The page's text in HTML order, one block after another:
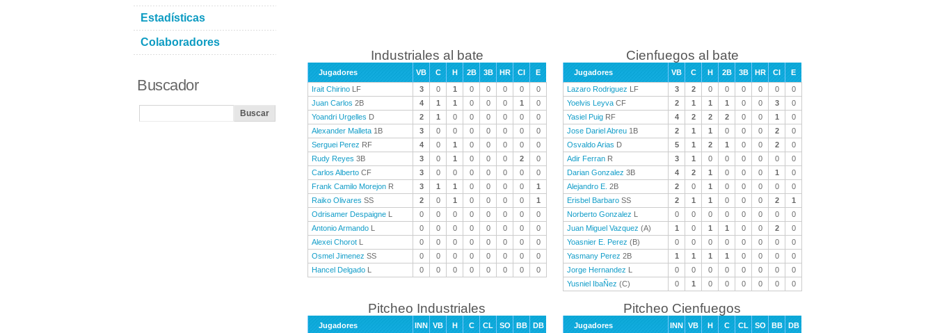
Industriales al bate
Jugadores VB C H 2B 3B HR CI
E
Irait Chirino LF 3 0 1 0 0 0 0
0
Juan Carlos 2B 4 1 1 0 0 0 1
0
Yoandri Urgelles D 2 1 0 0 0 0 0
0
Alexander Malleta 1B 3 0 0 0 0 0 0
0
Serguei Perez RF 4 0 1 0 0 0 0
0
Rudy Reyes 3B 3 0 1 0 0 0 2
0
Carlos Alberto CF 3 0 0 0 0 0 0
0
Frank Camilo Morejon R 3 1 1 0 0 0 0
1
Raiko Olivares SS 2 0 1 0 0 0 0
1
Odrisamer Despaigne L 0 0 0 0 0 0 0
0
Antonio Armando L 0 0 0 0 0 0 0
0
Alexei Chorot L 0 0 0 0 0 0 0
0
Osmel Jimenez SS 0 0 0 0 0 0 0
0
Hancel Delgado L 0 0 0 0 0 0 0 0
Cienfuegos al bate
Jugadores VB C H 2B 3B HR CI
E
Lazaro Rodriguez LF 3 2 0 0 0 0 0
0
Yoelvis Leyva CF 2 1 1 1 0 0 3
0
Yasiel Puig RF 4 2 2 2 0 0 1
0
Jose Dariel Abreu 1B 2 1 1 0 0 0 2
0
Osvaldo Arias D 5 1 2 1 0 0 2
0
Adir Ferran R 3 1 0 0 0 0 0
0
Darian Gonzalez 3B 4 2 1 0 0 0 1
0
Alejandro E. 2B 2 0 1 0 0 0 0
0
Erisbel Barbaro SS 2 1 1 0 0 0 2
1
Norberto Gonzalez L 0 0 0 0 0 0 0
0
Juan Miguel Vazquez (A) 1 0 1 1 0 0 2
0
Yoasnier E. Perez (B) 0 0 0 0 0 0 0
0
Yasmany Perez 2B 1 1 1 1 0 0 0
0
Jorge Hernandez L 0 0 0 0 0 0 0
0
Yusniel IbaÑez (C) 0 1 0 0 0 0 0 0
Pitcheo Industriales
Jugadores INN VB H C CL SO BB
DB
Pitcheo Cienfuegos
Jugadores INN VB H C CL SO BB
DB
Estadísticas
Colaboradores
Buscador